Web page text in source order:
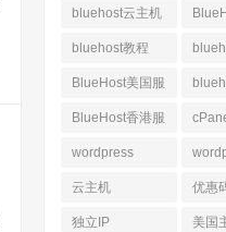
bluehost云主机
bluehost教程
BlueHost美国服
务器
机
BlueHost香港服
务器
wordpress
云主机 优惠
独立IP 美国